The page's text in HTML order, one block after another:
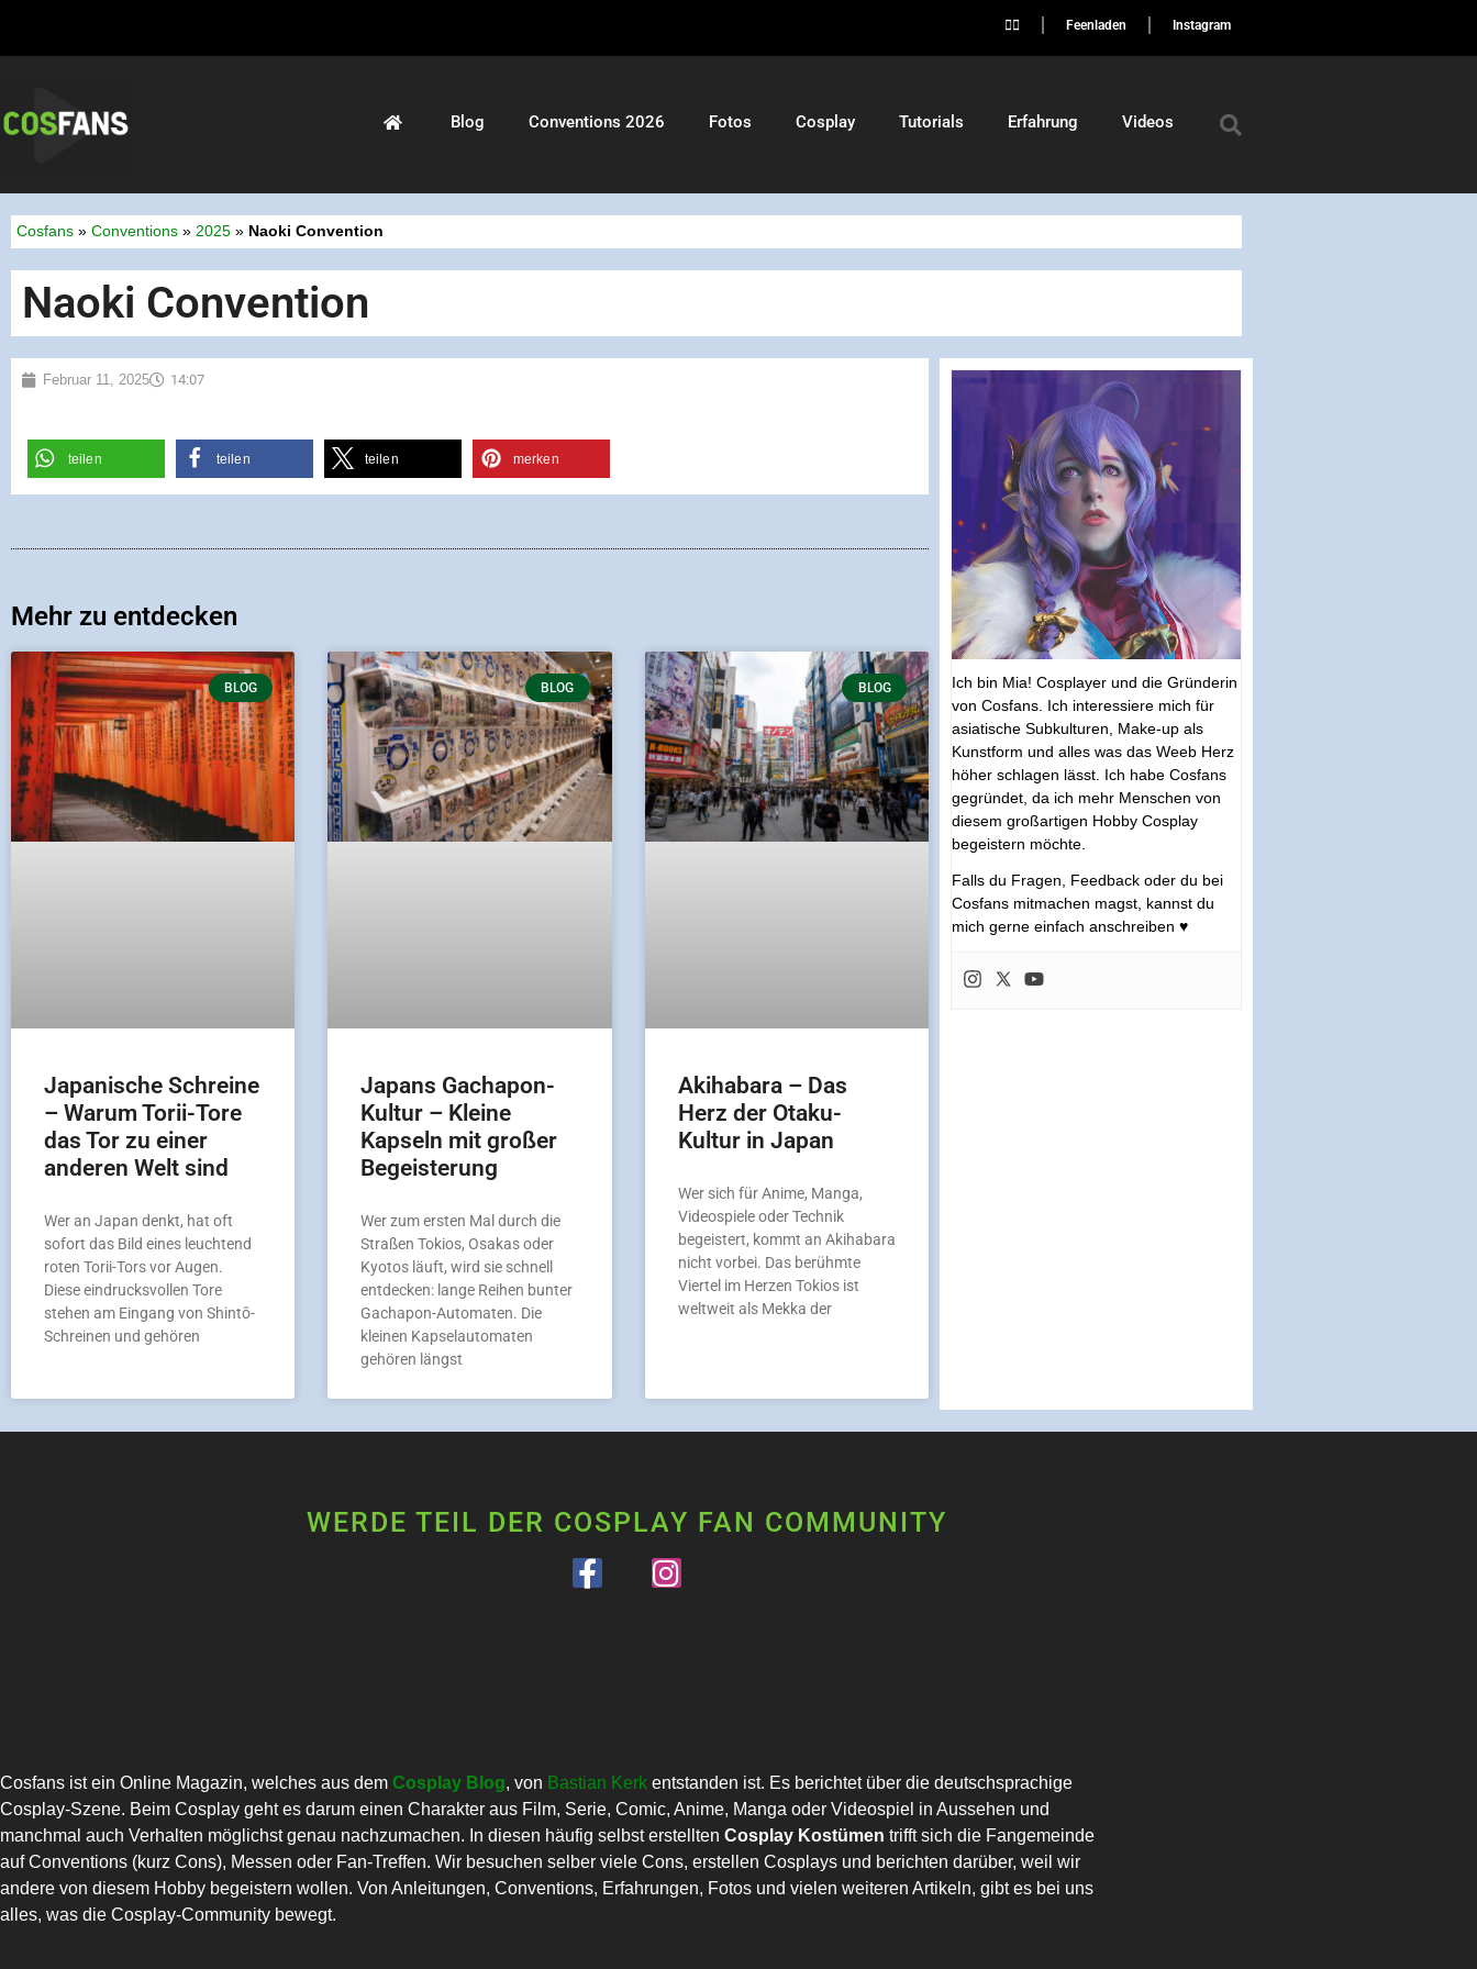
🏳️‍🌈 Feenladen Instagram
Blog Conventions 2026 Fotos Cosplay Tutorials Erfahrung Videos
Cosfans » Conventions » 2025 » Naoki Convention
Naoki Convention
Februar 11, 2025 14:07
teilen teilen teilen merken
Mehr zu entdecken
BLOG
Japanische Schreine
– Warum Torii-Tore
das Tor zu einer
anderen Welt sind
Wer an Japan denkt, hat oft
sofort das Bild eines leuchtend
roten Torii-Tors vor Augen.
Diese eindrucksvollen Tore
stehen am Eingang von Shintō-
Schreinen und gehören
BLOG
Japans Gachapon-
Kultur – Kleine
Kapseln mit großer
Begeisterung
Wer zum ersten Mal durch die
Straßen Tokios, Osakas oder
Kyotos läuft, wird sie schnell
entdecken: lange Reihen bunter
Gachapon-Automaten. Die
kleinen Kapselautomaten
gehören längst
BLOG
Akihabara – Das
Herz der Otaku-
Kultur in Japan
Wer sich für Anime, Manga,
Videospiele oder Technik
begeistert, kommt an Akihabara
nicht vorbei. Das berühmte
Viertel im Herzen Tokios ist
weltweit als Mekka der
Ich bin Mia! Cosplayer und die Gründerin
von Cosfans. Ich interessiere mich für
asiatische Subkulturen, Make-up als
Kunstform und alles was das Weeb Herz
höher schlagen lässt. Ich habe Cosfans
gegründet, da ich mehr Menschen von
diesem großartigen Hobby Cosplay
begeistern möchte.
Falls du Fragen, Feedback oder du bei
Cosfans mitmachen magst, kannst du
mich gerne einfach anschreiben ♥
WERDE TEIL DER COSPLAY FAN COMMUNITY
Cosfans ist ein Online Magazin, welches aus dem Cosplay Blog, von Bastian Kerk entstanden ist. Es berichtet über die deutschsprachige
Cosplay-Szene. Beim Cosplay geht es darum einen Charakter aus Film, Serie, Comic, Anime, Manga oder Videospiel in Aussehen und
manchmal auch Verhalten möglichst genau nachzumachen. In diesen häufig selbst erstellten Cosplay Kostümen trifft sich die Fangemeinde
auf Conventions (kurz Cons), Messen oder Fan-Treffen. Wir besuchen selber viele Cons, erstellen Cosplays und berichten darüber, weil wir
andere von diesem Hobby begeistern wollen. Von Anleitungen, Conventions, Erfahrungen, Fotos und vielen weiteren Artikeln, gibt es bei uns
alles, was die Cosplay-Community bewegt.